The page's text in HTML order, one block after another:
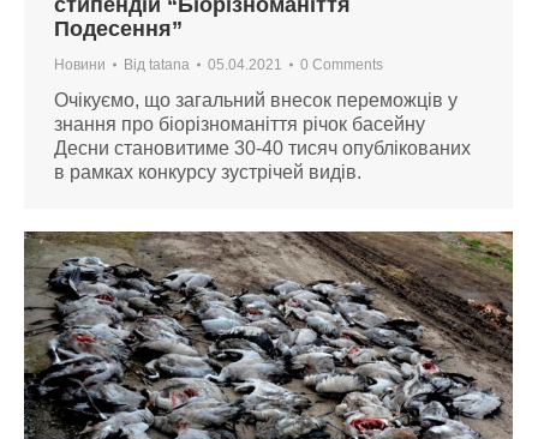
Подесення”
Новини Від tatana 05.04.2021 0 Comments
Очікуємо, що загальний внесок переможців у
знання про біорізноманіття річок басейну
Десни становитиме 30-40 тисяч опублікованих
в рамках конкурсу зустрічей видів.